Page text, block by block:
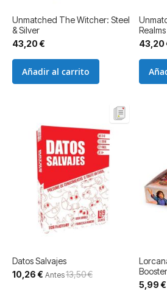
Unmatched The Witcher: Steel
& Silver
43,20 €
Añadir al carrito
43,20
Datos Salvajes
Precio
especial
10,26 € Antes13,50 €
Booster
5,99 €